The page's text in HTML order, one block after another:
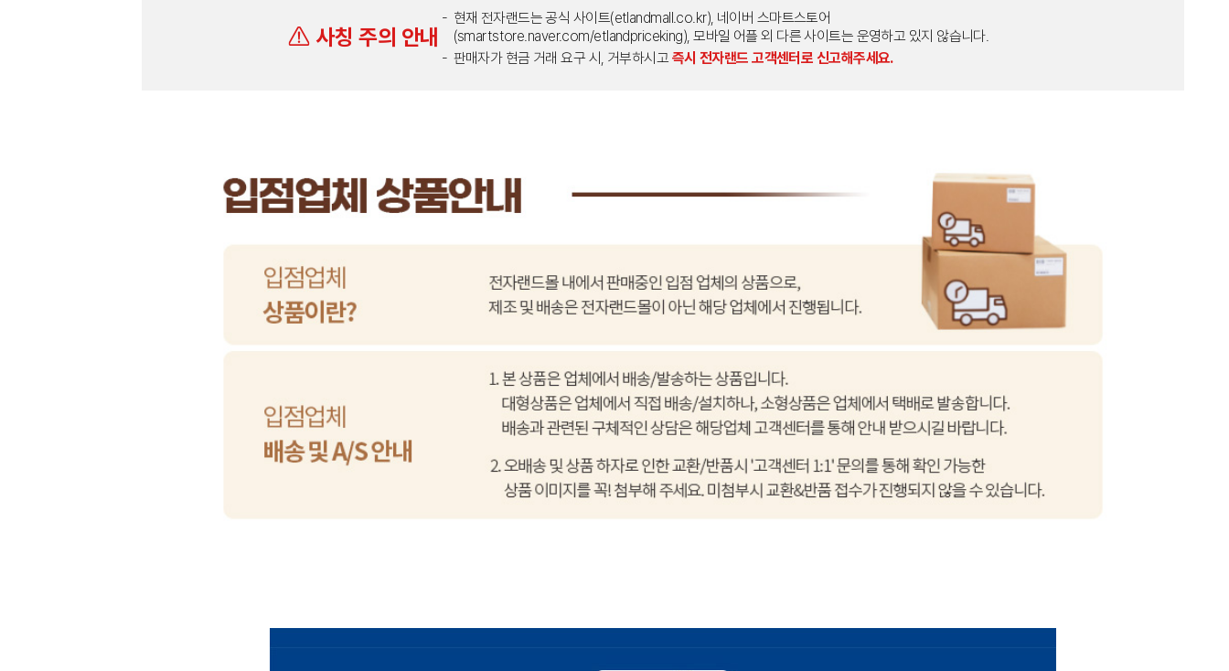
사칭 주의 안내
현재 전자랜드는 공식 사이트(etlandmall.co.kr), 네이버 스마트스토어
(smartstore.naver.com/etlandpriceking), 모바일 어플 외 다른 사이트는 운영하고 있지 않습니다.
판매자가 현금 거래 요구 시, 거부하시고 즉시 전자랜드 고객센터로 신고해주세요.